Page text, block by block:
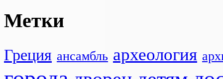
Метки
Греция ансамбль археология